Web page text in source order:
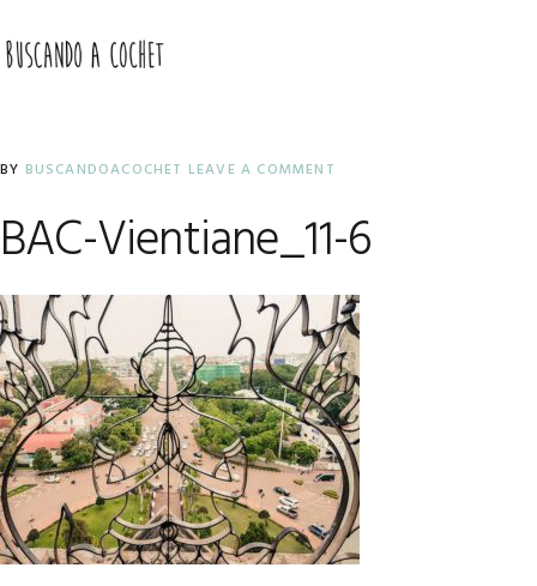
to
primary
to
main
to
primary
BY BUSCANDOACOCHET LEAVE A COMMENT
BAC-Vientiane_11-6